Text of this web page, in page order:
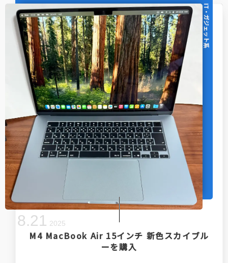
IT・ガジェット系
M4 MacBook Air 15インチ 新色スカイブル
ーを購入
8.21 2025